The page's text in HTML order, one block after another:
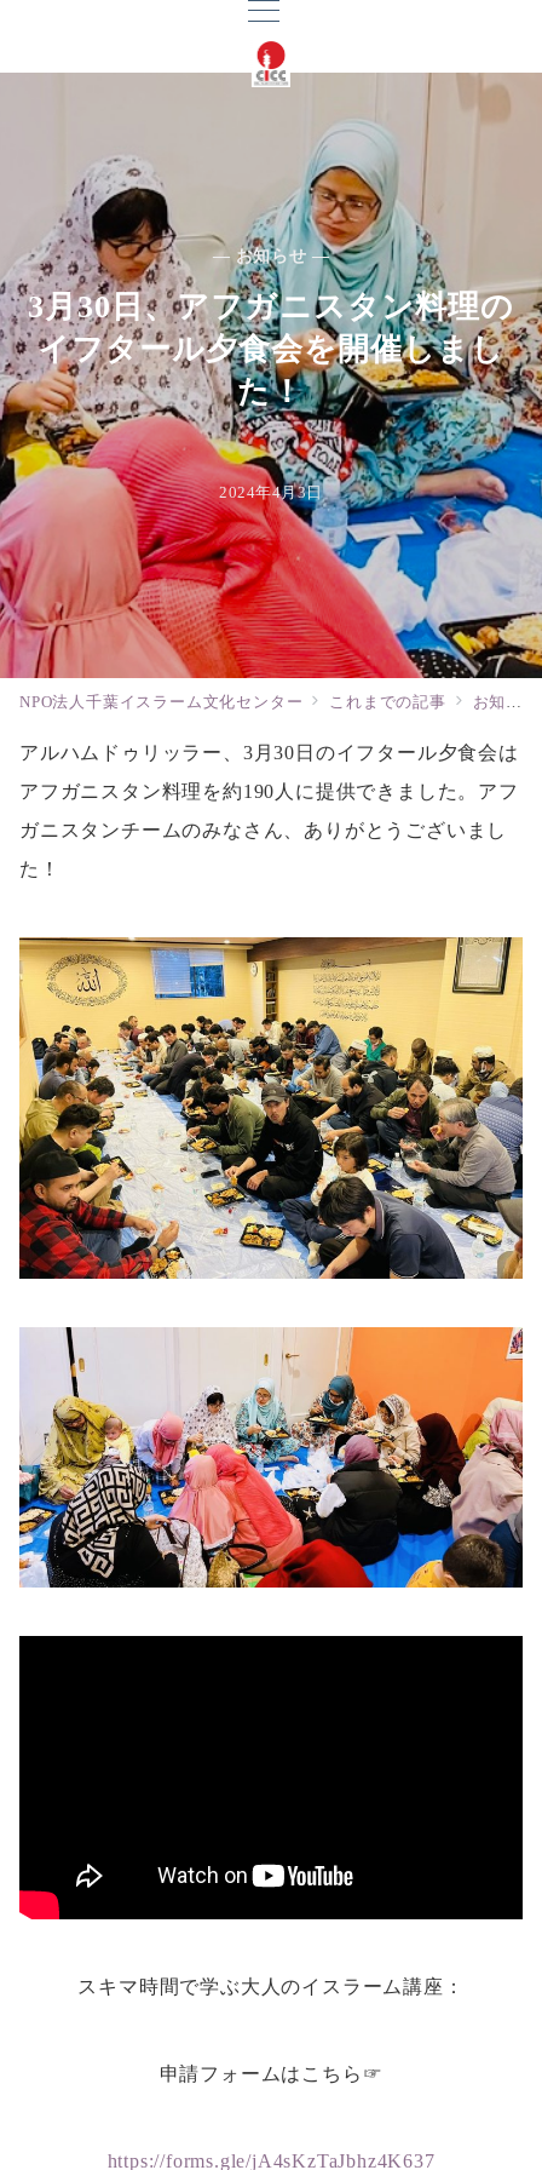
— お知らせ —
3月30日、アフガニスタン料理の
イフタール夕食会を開催しまし
た！
2024年4月3日
NPO法人千葉イスラーム文化センター これまでの記事 お知らせ
アルハムドゥリッラー、3月30日のイフタール夕食会は
アフガニスタン料理を約190人に提供できました。アフ
ガニスタンチームのみなさん、ありがとうございまし
た！
スキマ時間で学ぶ大人のイスラーム講座：
申請フォームはこちら☞
https://forms.gle/jA4sKzTaJbhz4K637